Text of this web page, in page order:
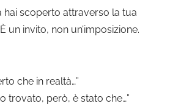
scoperto attraverso la tua
un invito, non un’imposizione.
che in realtà…”
trovato, però, è stato che…”